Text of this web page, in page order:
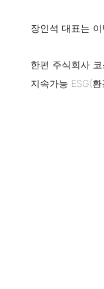
장인석 대표는
한편 주식회사
지속가능 ESG(